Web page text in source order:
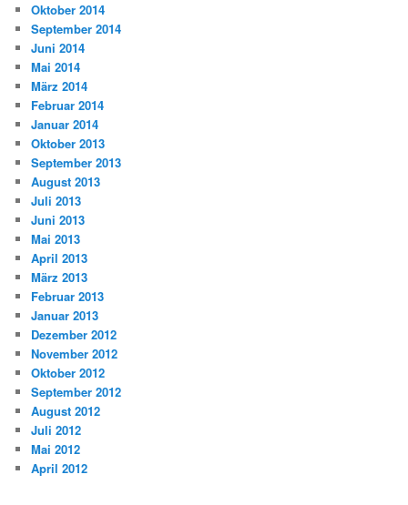
Oktober 2014
September 2014
Juni 2014
Mai 2014
März 2014
Februar 2014
Januar 2014
Oktober 2013
September 2013
August 2013
Juli 2013
Juni 2013
Mai 2013
April 2013
März 2013
Februar 2013
Januar 2013
Dezember 2012
November 2012
Oktober 2012
September 2012
August 2012
Juli 2012
Mai 2012
April 2012